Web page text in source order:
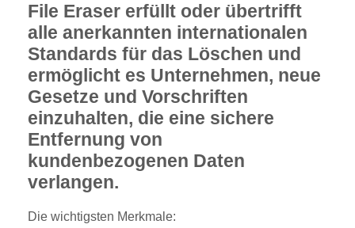
File Eraser erfüllt oder übertrifft
alle anerkannten internationalen
Standards für das Löschen und
ermöglicht es Unternehmen, neue
Gesetze und Vorschriften
einzuhalten, die eine sichere
Entfernung von
kundenbezogenen Daten
verlangen.
Die wichtigsten Merkmale: